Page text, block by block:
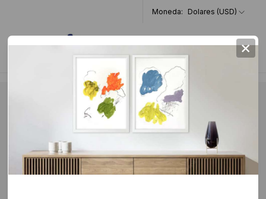
Moneda: Dolares (USD)
0
×